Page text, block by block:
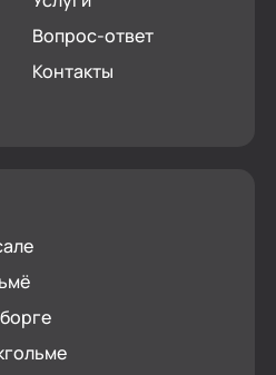
Вопрос-ответ
Контакты